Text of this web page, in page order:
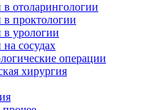
отоларингологии
проктологии
урологии
сосудах
операции
хирургия